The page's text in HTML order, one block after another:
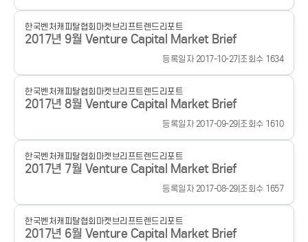
한국벤처캐피탈협회 마켓브리프트렌드리포트
2017년 9월 Venture Capital Market Brief
등록일자 2017-10-27| 조회수 1634
한국벤처캐피탈협회 마켓브리프트렌드리포트
2017년 8월 Venture Capital Market Brief
등록일자 2017-09-29| 조회수 1610
한국벤처캐피탈협회 마켓브리프트렌드리포트
2017년 7월 Venture Capital Market Brief
등록일자 2017-08-29| 조회수 1657
한국벤처캐피탈협회 마켓브리프트렌드리포트
2017년 6월 Venture Capital Market Brief